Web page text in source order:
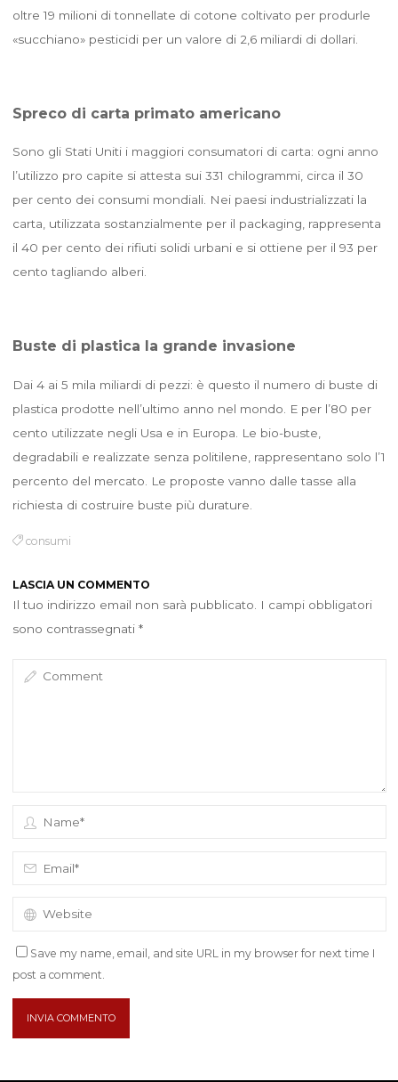
oltre 19 milioni di tonnellate di cotone coltivato per produrle
«succhiano» pesticidi per un valore di 2,6 miliardi di dollari.
Spreco di carta primato americano
Sono gli Stati Uniti i maggiori consumatori di carta: ogni anno
l’utilizzo pro capite si attesta sui 331 chilogrammi, circa il 30
per cento dei consumi mondiali. Nei paesi industrializzati la
carta, utilizzata sostanzialmente per il packaging, rappresenta
il 40 per cento dei rifiuti solidi urbani e si ottiene per il 93 per
cento tagliando alberi.
Buste di plastica la grande invasione
Dai 4 ai 5 mila miliardi di pezzi: è questo il numero di buste di
plastica prodotte nell’ultimo anno nel mondo. E per l’80 per
cento utilizzate negli Usa e in Europa. Le bio-buste,
degradabili e realizzate senza politilene, rappresentano solo l’1
percento del mercato. Le proposte vanno dalle tasse alla
richiesta di costruire buste più durature.
consumi
LASCIA UN COMMENTO
Il tuo indirizzo email non sarà pubblicato.
I campi obbligatori
sono contrassegnati *
Save my name, email, and site URL in my browser for next time I
post a comment.